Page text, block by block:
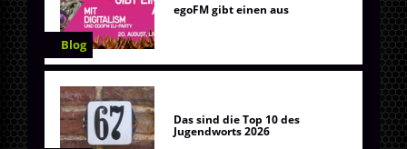
Blog
egoFM gibt einen aus
Das sind die Top 10 des
Jugendworts 2026